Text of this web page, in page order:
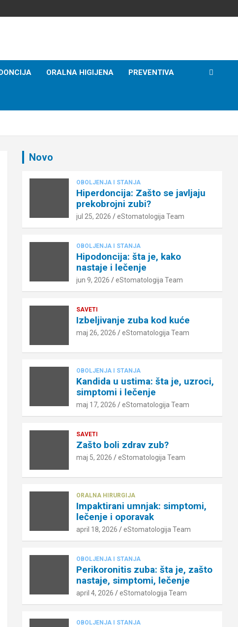
ORALNA HIGIJENA PREVENTIVA
Novo
OBOLJENJA I STANJA
Hiperdoncija: Zašto se javljaju
prekobrojni zubi?
jul 25, 2026 eStomatologija Team
OBOLJENJA I STANJA
Hipodoncija: šta je, kako
nastaje i lečenje
jun 9, 2026 eStomatologija Team
SAVETI
Izbeljivanje zuba kod kuće
maj 26, 2026 eStomatologija Team
OBOLJENJA I STANJA
Kandida u ustima: šta je, uzroci,
simptomi i lečenje
maj 17, 2026 eStomatologija Team
SAVETI
Zašto boli zdrav zub?
maj 5, 2026 eStomatologija Team
ORALNA HIRURGIJA
Impaktirani umnjak: simptomi,
lečenje i oporavak
april 18, 2026 eStomatologija Team
OBOLJENJA I STANJA
Perikoronitis zuba: šta je, zašto
nastaje, simptomi, lečenje
april 4, 2026 eStomatologija Team
OBOLJENJA I STANJA